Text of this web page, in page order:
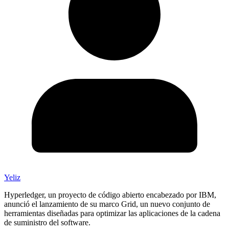
Yeliz
Hyperledger, un proyecto de código abierto encabezado por IBM,
anunció el lanzamiento de su marco Grid, un nuevo conjunto de
herramientas diseñadas para optimizar las aplicaciones de la cadena
de suministro del software.